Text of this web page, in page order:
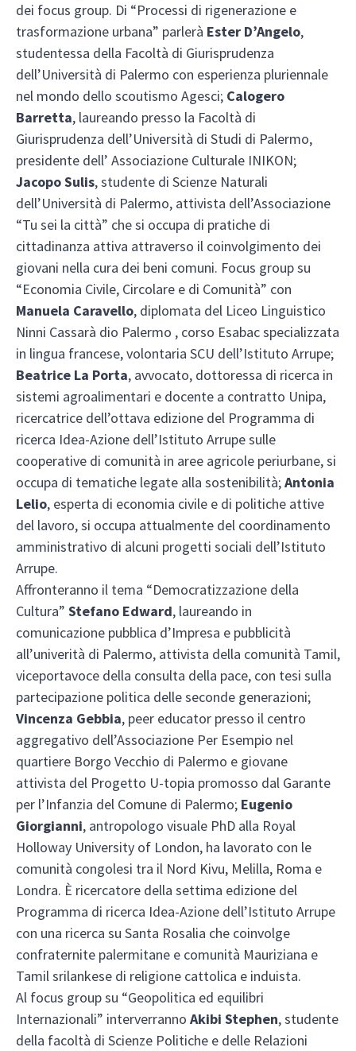
dei focus group. Di “Processi di rigenerazione e
trasformazione urbana” parlerà Ester D’Angelo,
studentessa della Facoltà di Giurisprudenza
dell’Università di Palermo con esperienza pluriennale
nel mondo dello scoutismo Agesci; Calogero
Barretta, laureando presso la Facoltà di
Giurisprudenza dell’Università di Studi di Palermo,
presidente dell’ Associazione Culturale INIKON;
Jacopo Sulis, studente di Scienze Naturali
dell’Università di Palermo, attivista dell’Associazione
“Tu sei la città” che si occupa di pratiche di
cittadinanza attiva attraverso il coinvolgimento dei
giovani nella cura dei beni comuni. Focus group su
“Economia Civile, Circolare e di Comunità” con
Manuela Caravello, diplomata del Liceo Linguistico
Ninni Cassarà dio Palermo , corso Esabac specializzata
in lingua francese, volontaria SCU dell’Istituto Arrupe;
Beatrice La Porta, avvocato, dottoressa di ricerca in
sistemi agroalimentari e docente a contratto Unipa,
ricercatrice dell’ottava edizione del Programma di
ricerca Idea-Azione dell’Istituto Arrupe sulle
cooperative di comunità in aree agricole periurbane, si
occupa di tematiche legate alla sostenibilità;Antonia
Lelio, esperta di economia civile e di politiche attive
del lavoro, si occupa attualmente del coordinamento
amministrativo di alcuni progetti sociali dell’Istituto
Arrupe.
Affronteranno il tema “Democratizzazione della
Cultura” Stefano Edward, laureando in
comunicazione pubblica d’Impresa e pubblicità
all’univerità di Palermo, attivista della comunità Tamil,
viceportavoce della consulta della pace, con tesi sulla
partecipazione politica delle seconde generazioni;
Vincenza Gebbia, peer educator presso il centro
aggregativo dell’Associazione Per Esempio nel
quartiere Borgo Vecchio di Palermo e giovane
attivista del Progetto U-topia promosso dal Garante
per l’Infanzia del Comune di Palermo; Eugenio
Giorgianni, antropologo visuale PhD alla Royal
Holloway University of London, ha lavorato con le
comunità congolesi tra il Nord Kivu, Melilla, Roma e
Londra. È ricercatore della settima edizione del
Programma di ricerca Idea-Azione dell’Istituto Arrupe
con una ricerca su Santa Rosalia che coinvolge
confraternite palermitane e comunità Mauriziana e
Tamil srilankese di religione cattolica e induista.
Al focus group su “Geopolitica ed equilibri
Internazionali” interverranno Akibi Stephen, studente
della facoltà di Scienze Politiche e delle Relazioni